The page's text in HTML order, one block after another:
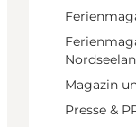
Magazin
Presse &